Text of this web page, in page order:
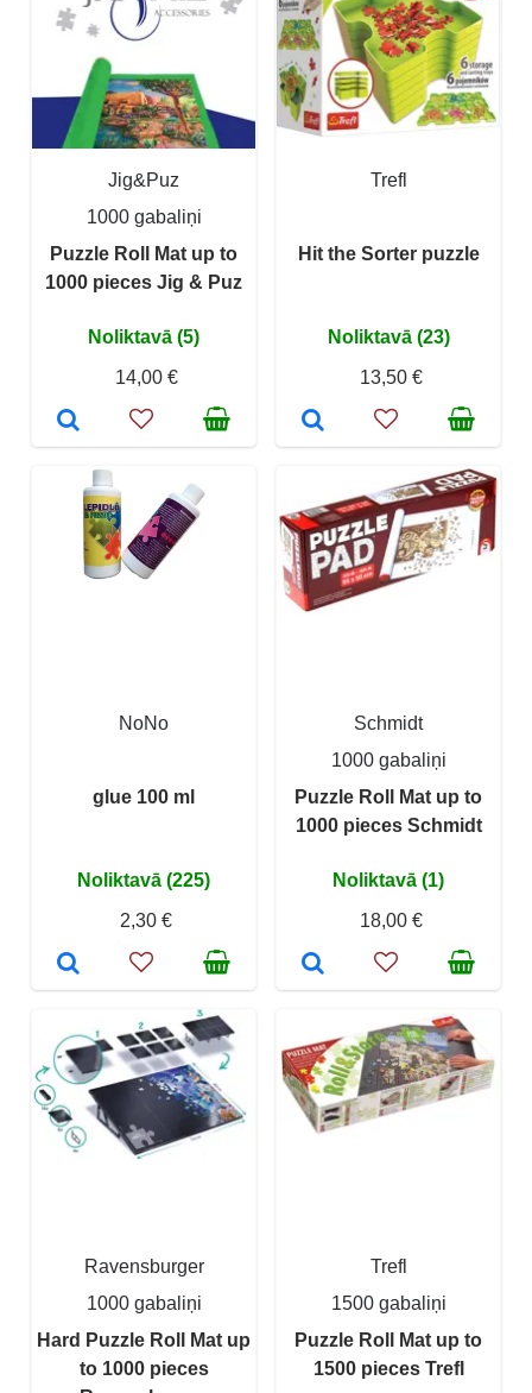
Jig&Puz
1000 gabaliņi
Puzzle Roll Mat up to
1000 pieces Jig & Puz
Noliktavā (5)
14,00 €
Trefl
Hit the Sorter puzzle
Noliktavā (23)
13,50 €
NoNo
glue 100 ml
Noliktavā (225)
2,30 €
Schmidt
1000 gabaliņi
Puzzle Roll Mat up to
1000 pieces Schmidt
Noliktavā (1)
18,00 €
Ravensburger
1000 gabaliņi
Hard Puzzle Roll Mat up
to 1000 pieces
Trefl
1500 gabaliņi
Puzzle Roll Mat up to
1500 pieces Trefl